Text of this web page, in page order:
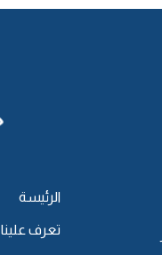
الرئيسة
تعرف علينا